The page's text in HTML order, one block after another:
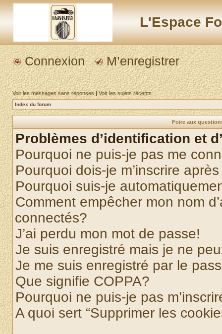
L'Espace
Connexion M’enregistrer
Voir les messages sans réponses|Voir les sujets récents
Index du forum
Foire aux
Problèmes d’identification et
Pourquoi ne puis-je pas me
Pourquoi dois-je m’inscrire
Pourquoi suis-je
Comment empêcher mon nom
connectés?
J’ai perdu mon mot de passe!
Je suis enregistré mais je ne
Je me suis enregistré par le
Que signifie COPPA?
Pourquoi ne puis-je pas
A quoi sert “Supprimer les